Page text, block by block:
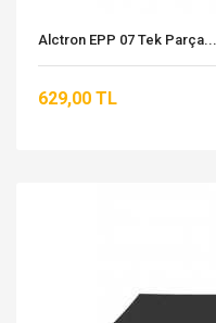
Alctron EPP 07 Tek Parça...
629,00 TL